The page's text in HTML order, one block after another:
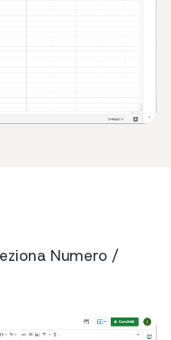
Numero /